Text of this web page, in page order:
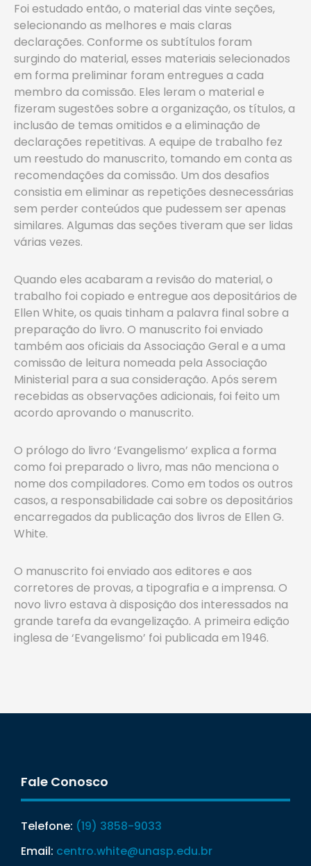
Foi estudado então, o material das vinte seções,
selecionando as melhores e mais claras
declarações. Conforme os subtítulos foram
surgindo do material, esses materiais selecionados
em forma preliminar foram entregues a cada
membro da comissão. Eles leram o material e
fizeram sugestões sobre a organização, os títulos, a
inclusão de temas omitidos e a eliminação de
declarações repetitivas. A equipe de trabalho fez
um reestudo do manuscrito, tomando em conta as
recomendações da comissão. Um dos desafios
consistia em eliminar as repetições desnecessárias
sem perder conteúdos que pudessem ser apenas
similares. Algumas das seções tiveram que ser lidas
várias vezes.
Quando eles acabaram a revisão do material, o
trabalho foi copiado e entregue aos depositários de
Ellen White, os quais tinham a palavra final sobre a
preparação do livro. O manuscrito foi enviado
também aos oficiais da Associação Geral e a uma
comissão de leitura nomeada pela Associação
Ministerial para a sua consideração. Após serem
recebidas as observações adicionais, foi feito um
acordo aprovando o manuscrito.
O prólogo do livro ‘Evangelismo’ explica a forma
como foi preparado o livro, mas não menciona o
nome dos compiladores. Como em todos os outros
casos, a responsabilidade cai sobre os depositários
encarregados da publicação dos livros de Ellen G.
White.
O manuscrito foi enviado aos editores e aos
corretores de provas, a tipografia e a imprensa. O
novo livro estava à disposição dos interessados na
grande tarefa da evangelização. A primeira edição
inglesa de ‘Evangelismo’ foi publicada em 1946.
Fale Conosco
Telefone: (19) 3858-9033
Email: centro.white@unasp.edu.br